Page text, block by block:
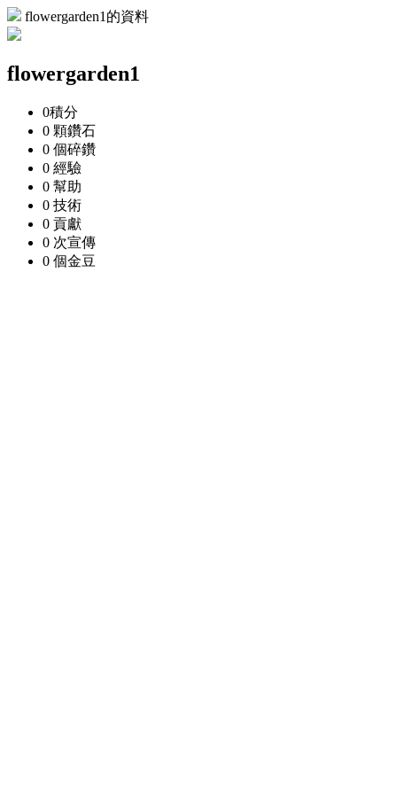
flowergarden1的資料
flowergarden1
0積分
0 顆鑽石
0 個碎鑽
0 經驗
0 幫助
0 技術
0 貢獻
0 次宣傳
0 個金豆